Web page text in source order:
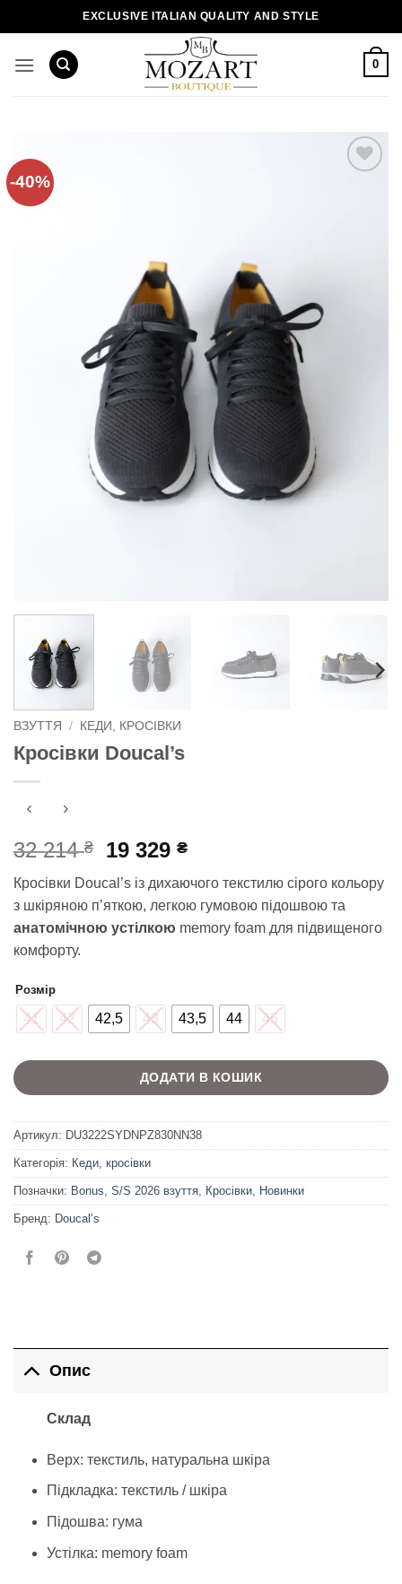
EXCLUSIVE ITALIAN QUALITY AND STYLE
0
-40%
ВЗУТТЯ / КЕДИ, КРОСІВКИ
Кросівки Doucal’s
32 214₴
Оригінальна
32
214 ₴.
19 329₴Поточна
19
329 ₴.
Кросівки Doucal’s із дихаючого текстилю сірого кольору
з шкіряною п’яткою, легкою гумовою підошвою та
анатомічною устілкою memory foam для підвищеного
комфорту.
Розмір
41 42 42,5 43 43,5 44 45
ДОДАТИ В КОШИК
Артикул: DU3222SYDNPZ830NN38
Категорія: Кеди, кросівки
Позначки: Bonus S/S 2026 взуття Кросівки Новинки
Бренд: Doucal’s
Опис
Склад
Верх: текстиль, натуральна шкіра
Підкладка: текстиль / шкіра
Підошва: гума
Устілка: memory foam